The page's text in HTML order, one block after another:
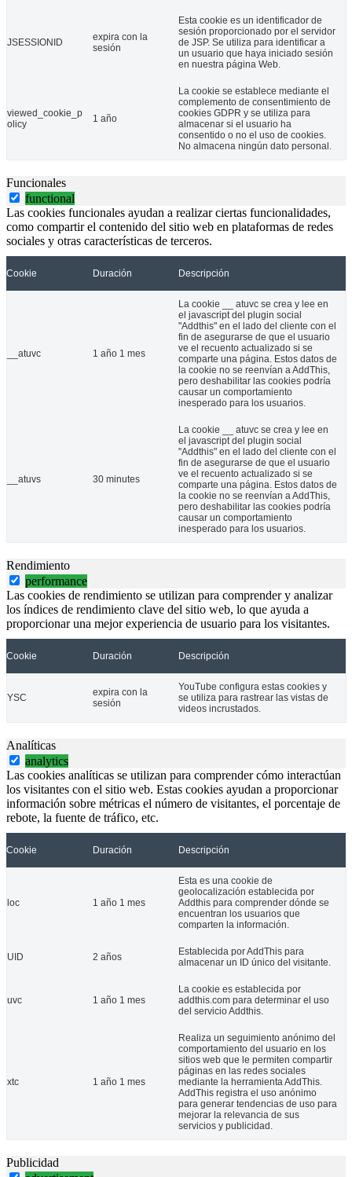
JSESSIONID
expira con la
sesión
Esta cookie es un identificador de
sesión proporcionado por el servidor
de JSP. Se utiliza para identificar a
un usuario que haya iniciado sesión
en nuestra página Web.
viewed_cookie_p
olicy
1 año
La cookie se establece mediante el
complemento de consentimiento de
cookies GDPR y se utiliza para
almacenar si el usuario ha
consentido o no el uso de cookies.
No almacena ningún dato personal.
Funcionales
functional
Las cookies funcionales ayudan a realizar ciertas funcionalidades,
como compartir el contenido del sitio web en plataformas de redes
sociales y otras características de terceros.
Cookie Duración Descripción
__atuvc 1 año 1 mes
La cookie __ atuvc se crea y lee en
el javascript del plugin social
"Addthis" en el lado del cliente con el
fin de asegurarse de que el usuario
ve el recuento actualizado si se
comparte una página. Estos datos de
la cookie no se reenvían a AddThis,
pero deshabilitar las cookies podría
causar un comportamiento
inesperado para los usuarios.
__atuvs 30 minutes
La cookie __ atuvc se crea y lee en
el javascript del plugin social
"Addthis" en el lado del cliente con el
fin de asegurarse de que el usuario
ve el recuento actualizado si se
comparte una página. Estos datos de
la cookie no se reenvían a AddThis,
pero deshabilitar las cookies podría
causar un comportamiento
inesperado para los usuarios.
Rendimiento
performance
Las cookies de rendimiento se utilizan para comprender y analizar
los índices de rendimiento clave del sitio web, lo que ayuda a
proporcionar una mejor experiencia de usuario para los visitantes.
Cookie Duración Descripción
YSC
expira con la
sesión
YouTube configura estas cookies y
se utiliza para rastrear las vistas de
videos incrustados.
Analíticas
analytics
Las cookies analíticas se utilizan para comprender cómo interactúan
los visitantes con el sitio web. Estas cookies ayudan a proporcionar
información sobre métricas el número de visitantes, el porcentaje de
rebote, la fuente de tráfico, etc.
Cookie Duración Descripción
loc 1 año 1 mes
Esta es una cookie de
geolocalización establecida por
Addthis para comprender dónde se
encuentran los usuarios que
comparten la información.
UID 2 años
Establecida por AddThis para
almacenar un ID único del visitante.
uvc 1 año 1 mes
La cookie es establecida por
addthis.com para determinar el uso
del servicio Addthis.
xtc 1 año 1 mes
Realiza un seguimiento anónimo del
comportamiento del usuario en los
sitios web que le permiten compartir
páginas en las redes sociales
mediante la herramienta AddThis.
AddThis registra el uso anónimo
para generar tendencias de uso para
mejorar la relevancia de sus
servicios y publicidad.
Publicidad